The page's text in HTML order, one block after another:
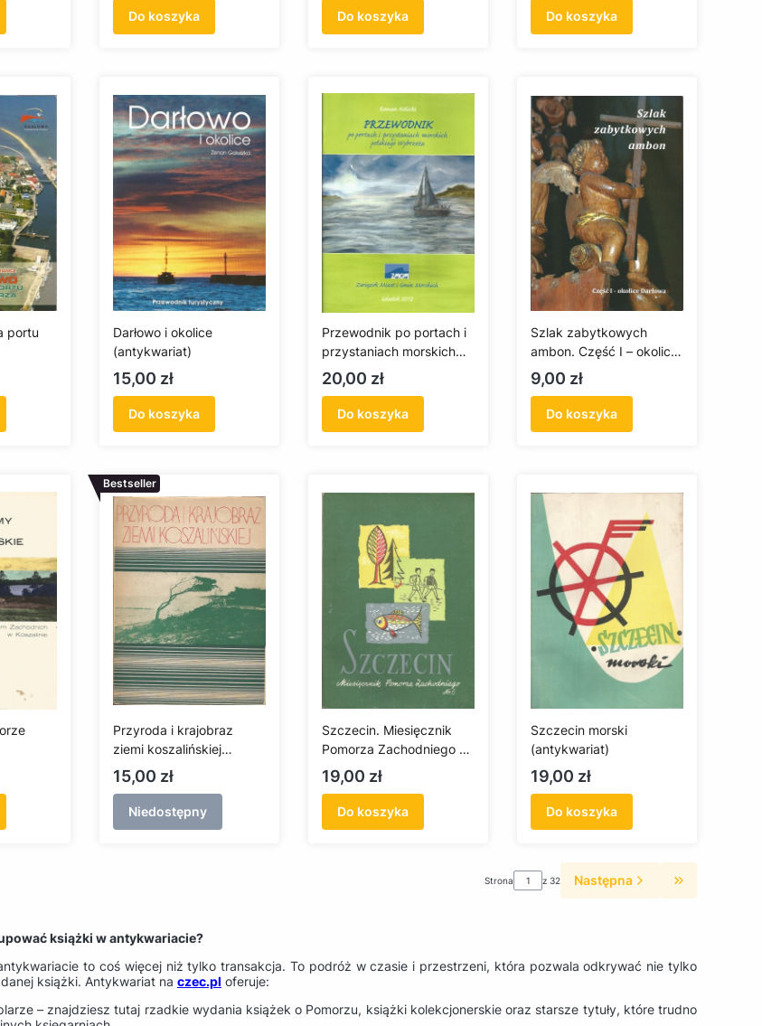
Do koszyka Do koszyka
(antykwariat)
Do koszyka
portu
Darłowo i okolice
(antykwariat)
Cena
15,00 zł
Do koszyka
Przewodnik po portach i
przystaniach morskich
polskiego Wybrzeża
(antykwariat)
Cena
20,00 zł
Do koszyka
Szlak zabytkowych
ambon. Część I – okolice
Darłowa (antykwariat)
Cena
9,00 zł
Do koszyka
Bestseller
Przyroda i krajobraz
ziemi koszalińskiej
(antykwariat)
Cena
15,00 zł
Niedostępny
Szczecin. Miesięcznik
Pomorza Zachodniego Nr
6 (antykwariat)
Cena
19,00 zł
Do koszyka
Szczecin morski
(antykwariat)
Cena
19,00 zł
Do koszyka
Strona z 32 Następna Przejdź do
książki w antykwariacie?
to coś więcej niż tylko transakcja. To podróż w czasie i przestrzeni, która pozwala odkrywać nie tylko
książki. Antykwariat na czec.pl oferuje:
– znajdziesz tutaj rzadkie wydania książek o Pomorzu, książki kolekcjonerskie oraz starsze tytuły, które trudno